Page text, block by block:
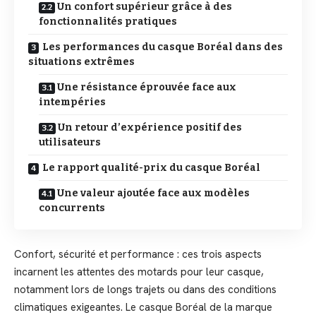
Un confort supérieur grâce à des
fonctionnalités pratiques
Les performances du casque Boréal dans des
situations extrêmes
Une résistance éprouvée face aux
intempéries
Un retour d’expérience positif des
utilisateurs
Le rapport qualité-prix du casque Boréal
Une valeur ajoutée face aux modèles
concurrents
Confort, sécurité et performance : ces trois aspects
incarnent les attentes des motards pour leur casque,
notamment lors de longs trajets ou dans des conditions
climatiques exigeantes. Le casque Boréal de la marque